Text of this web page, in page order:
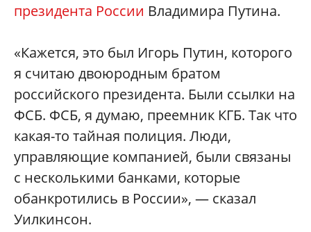
президента России Владимира Путина.
«Кажется, это был Игорь Путин, которого
я считаю двоюродным братом
российского президента. Были ссылки на
ФСБ. ФСБ, я думаю, преемник КГБ. Так что
какая-то тайная полиция. Люди,
управляющие компанией, были связаны
с несколькими банками, которые
обанкротились в России», — сказал
Уилкинсон.